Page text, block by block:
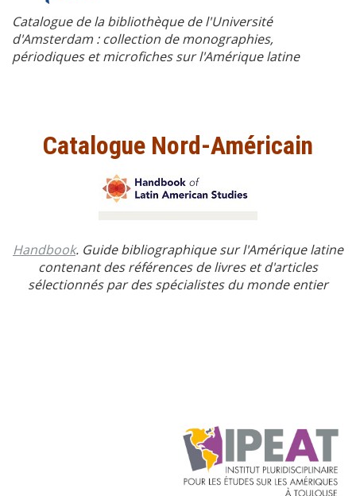
Catalogue de la bibliothèque de l'Université
d'Amsterdam : collection de monographies,
périodiques et microfiches sur l'Amérique latine
Catalogue Nord-Américain
Handbook. Guide bibliographique sur l'Amérique latine
contenant des références de livres et d'articles
sélectionnés par des spécialistes du monde entier